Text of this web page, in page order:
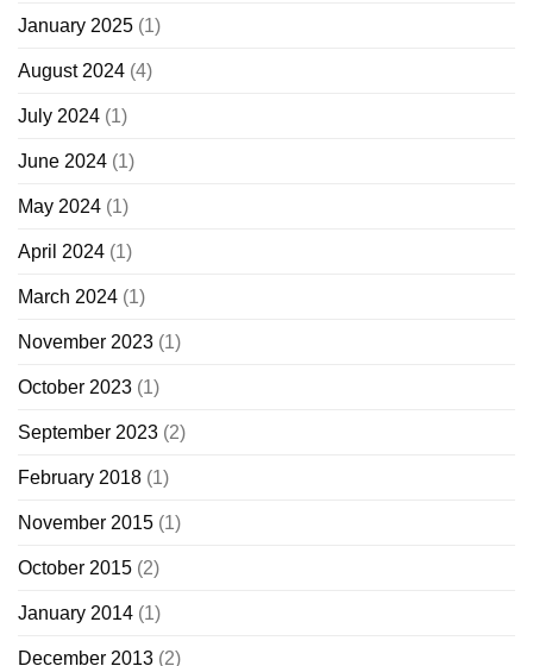
January 2025 (1)
August 2024 (4)
July 2024 (1)
June 2024 (1)
May 2024 (1)
April 2024 (1)
March 2024 (1)
November 2023 (1)
October 2023 (1)
September 2023 (2)
February 2018 (1)
November 2015 (1)
October 2015 (2)
January 2014 (1)
December 2013 (2)